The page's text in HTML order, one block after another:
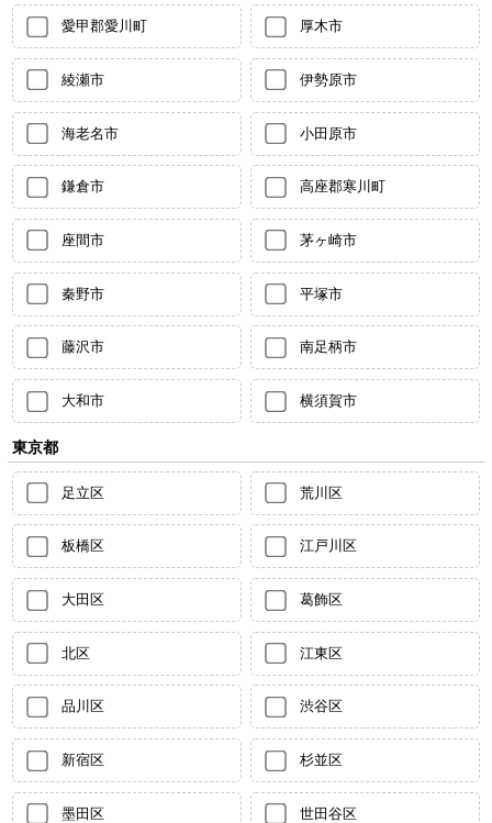
愛甲郡愛川町 厚木市
綾瀬市 伊勢原市
海老名市 小田原市
鎌倉市 高座郡寒川町
座間市 茅ヶ崎市
秦野市 平塚市
藤沢市 南足柄市
大和市 横須賀市
東京都
足立区 荒川区
板橋区 江戸川区
大田区 葛飾区
北区 江東区
品川区 渋谷区
新宿区 杉並区
墨田区 世田谷区